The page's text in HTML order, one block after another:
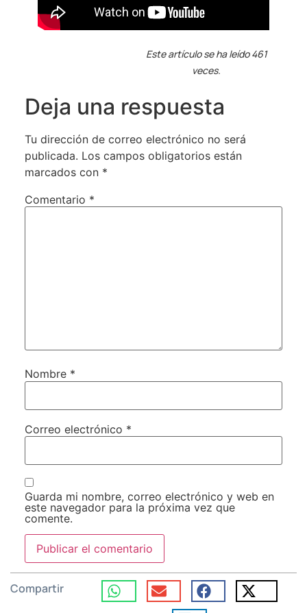
Este artículo se ha leído 461
veces.
Deja una respuesta
Tu dirección de correo electrónico no será
publicada. Los campos obligatorios están
marcados con *
Comentario *
Nombre *
Correo electrónico *
Guarda mi nombre, correo electrónico y web en
este navegador para la próxima vez que
comente.
Compartir